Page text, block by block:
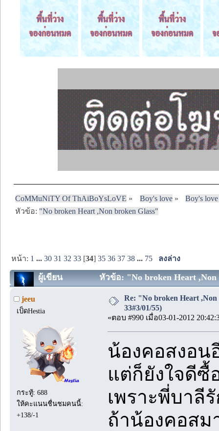
CoMMuNiTY Of ThAiBoYsLoVE » Boy's love»
Boy's
หัวข้อ: "No broken Heart ,Non broken Glass"
หน้า: 1 ...30 31 32 33 [34]35 36 37 38 ... 75 ลงล่าง
ผู้เขียน หัวข้อ: "No broken Heart ,Non
jeeu
เป็ดHestia
กระทู้: 688
ให้คะแนนชื่นชมคนนี้:
+138/-1
Re: "No broken Heart
33#3/01/55)
«ตอบ #990 เมื่อ03-01-2012
น้องคอสงอน
แต่ก็ยังใจดีซื้
เพราะพี่บาลี
ถ้าน้องคอสม